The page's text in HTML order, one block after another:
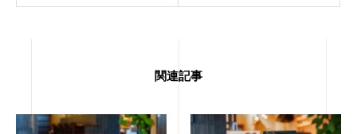
関連記事